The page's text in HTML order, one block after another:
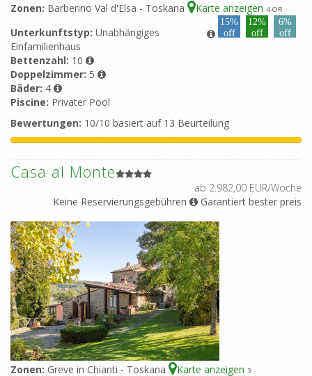
Zonen: Barberino Val d'Elsa - Toskana Karte anzeigen 4-OR
15%
off
12%
off
6%
off
Unterkunftstyp: Unabhängiges
Einfamilienhaus
Bettenzahl: 10
Doppelzimmer: 5
Bäder: 4
Piscine: Privater Pool
Bewertungen: 10/10 basiert auf 13 Beurteilung
Casa al Monte
ab 2.982,00 EUR/Woche
Keine Reservierungsgebühren
Garantiert bester preis
Zonen: Greve in Chianti - Toskana Karte anzeigen 3